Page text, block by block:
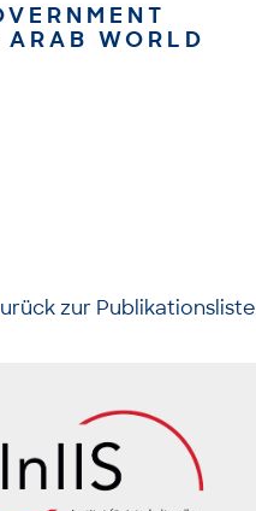
WORLD
zur Publikationsliste